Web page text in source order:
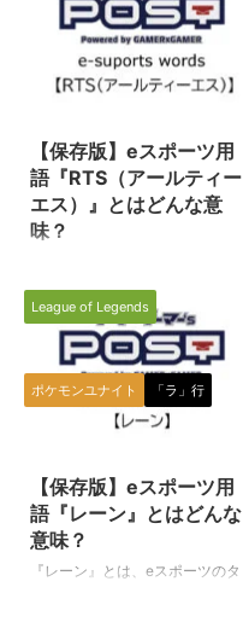
【保存版】eスポーツ用
語『RTS（アールティー
エス）』とはどんな意
味？
は、eスポーツ種目（タイトル）
やゲームのジャンルを表す言葉と
して使われている専門用語です。
（下に続く） RTS（アールティ
ーエス） 英語の「Real-time
Strategy（リアルタイムストラテ
ジー）」の略です。 広大なマッ
ら把握しながら、多数のプレイヤ
ーが操作するキャラクターたち
が、リアルタイムに同時進行する
時間軸の中で戦略的に進めていく
ゲームジャンルの事を指します。
League of Legends
ポケモンユナイト 「ラ」行
【保存版】eスポーツ用
語『レーン』とはどんな
意味？
『レーン』とは、eスポーツのタ